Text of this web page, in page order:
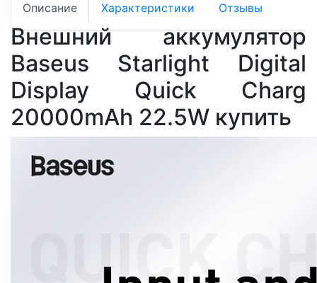
Описание Характеристики Отзывы
Внешний аккумулятор
Baseus Starlight Digital
Display Quick Charg
20000mAh 22.5W купить